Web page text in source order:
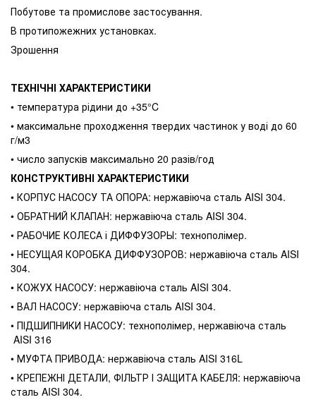
Побутове та промислове застосування.
В протипожежних установках.
Зрошення
ТЕХНІЧНІ ХАРАКТЕРИСТИКИ
• температура рідини до +35°C
• максимальне проходження твердих частинок у воді до 60
г/м3
• число запусків максимально 20 разів/год
КОНСТРУКТИВНІ ХАРАКТЕРИСТИКИ
• КОРПУС НАСОСУ ТА ОПОРА: нержавіюча сталь AISI 304.
• ОБРАТНИЙ КЛАПАН: нержавіюча сталь AISI 304.
• РАБОЧИЕ КОЛЕСА і ДИФФУЗОРЫ: технополімер.
• НЕСУЩАЯ КОРОБКА ДИФФУЗОРОВ: нержавіюча сталь AISI
304.
• КОЖУХ НАСОСУ: нержавіюча сталь AISI 304.
• ВАЛ НАСОСУ: нержавіюча сталь AISI 304.
• ПІДШИПНИКИ НАСОСУ: технополімер, нержавіюча сталь
AISI 316
• МУФТА ПРИВОДА: нержавіюча сталь AISI 316L
• КРЕПЕЖНІ ДЕТАЛИ, ФІЛЬТР І ЗАЩИТА КАБЕЛЯ: нержавіюча
сталь AISI 304.